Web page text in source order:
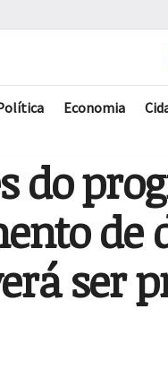
Economia
do
de
ser